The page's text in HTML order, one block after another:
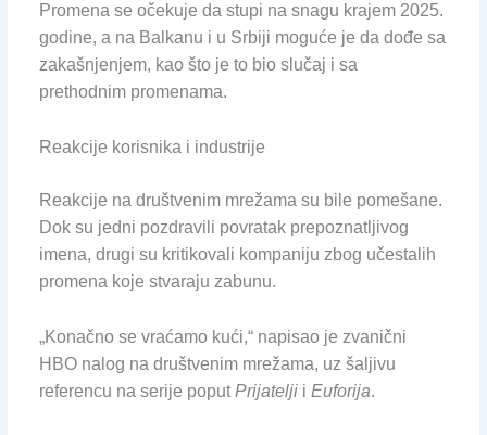
Promena se očekuje da stupi na snagu krajem 2025.
godine, a na Balkanu i u Srbiji moguće je da dođe sa
zakašnjenjem, kao što je to bio slučaj i sa
prethodnim promenama.
Reakcije korisnika i industrije
Reakcije na društvenim mrežama su bile pomešane.
Dok su jedni pozdravili povratak prepoznatljivog
imena, drugi su kritikovali kompaniju zbog učestalih
promena koje stvaraju zabunu.
„Konačno se vraćamo kući,“ napisao je zvanični
HBO nalog na društvenim mrežama, uz šaljivu
referencu na serije poputPrijateljii Euforija.